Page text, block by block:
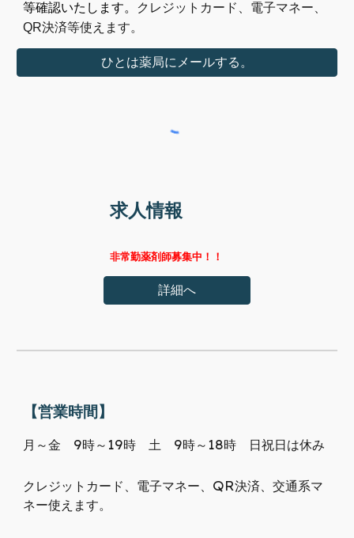
等確認いたします。 クレジットカード、電子マネー、
QR決済等使えます。
ひとは薬局にメールする。
求人情報
非常勤薬剤師募集中！！
詳細へ
【営業時間】
月～金 9時～19時 土 9時～18時 日祝日は休み
クレジットカード、電子マネー、QR決済、交通系マ
ネー使えます。